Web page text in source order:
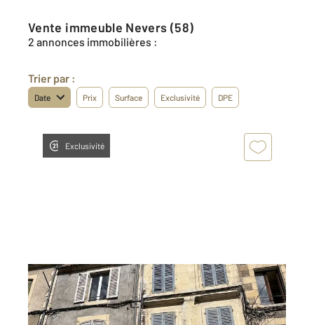
Vente immeuble Nevers (58)
2 annonces immobilières :
Trier par :
Date Prix Surface Exclusivité DPE
Exclusivité
NEVERS 58
257 m 2
Ref : 23084